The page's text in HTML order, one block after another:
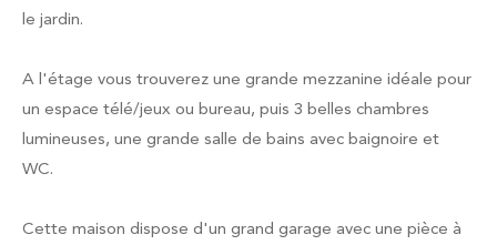
le jardin.
A l'étage vous trouverez une grande mezzanine idéale pour
un espace télé/jeux ou bureau, puis 3 belles chambres
lumineuses, une grande salle de bains avec baignoire et
WC.
Cette maison dispose d'un grand garage avec une pièce à